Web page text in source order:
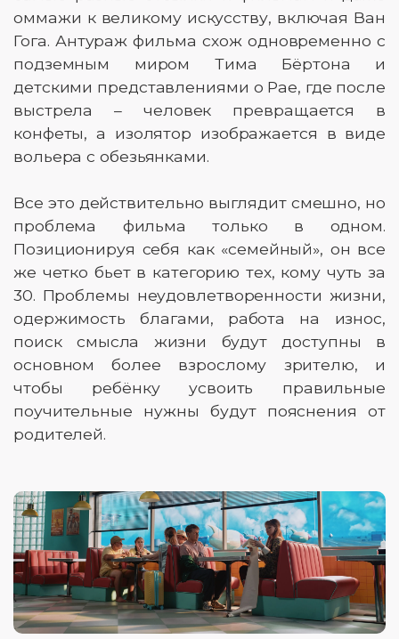
оммажи к великому искусству, включая Ван
Гога. Антураж фильма схож одновременно с
подземным миром Тима Бёртона и
детскими представлениями о Рае, где после
выстрела – человек превращается в
конфеты, а изолятор изображается в виде
вольера с обезьянками.
Все это действительно выглядит смешно, но
проблема фильма только в одном.
Позиционируя себя как «семейный», он все
же четко бьет в категорию тех, кому чуть за
30. Проблемы неудовлетворенности жизни,
одержимость благами, работа на износ,
поиск смысла жизни будут доступны в
основном более взрослому зрителю, и
чтобы ребёнку усвоить правильные
поучительные нужны будут пояснения от
родителей.